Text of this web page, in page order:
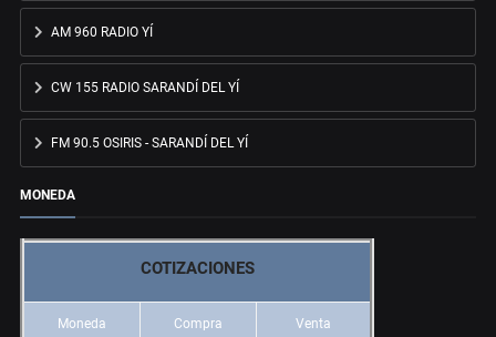
AM 960 RADIO YÍ
CW 155 RADIO SARANDÍ DEL YÍ
FM 90.5 OSIRIS - SARANDÍ DEL YÍ
MONEDA
COTIZACIONES
Moneda Compra Venta